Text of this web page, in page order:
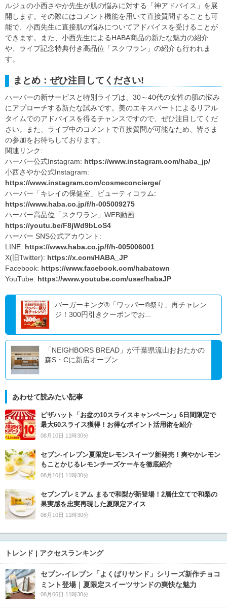
ルジュの小西さやか先生が肌の悩みに対する「神アドバイス」を展
開します。その際にはコメント機能を用いて直接質問することも可
能で、小西先生に直接肌の悩みについてアドバイスを受けることが
できます。また、小西先生によるHABA商品の新たな魅力の紹介
や、ライブ記念特典付き高品位「スクワラン」の紹介も行われま
す。
まとめ：ぜひ注目してください!
ハーバーの新サービスと特別ライブは、30～40代の女性の肌の悩み
にアプローチする新たな試みです。美のエキスパートによるリアル
タイムでのアドバイスを得るチャンスですので、ぜひ注目してくだ
さい。また、ライブ中のコメントで直接質問が可能なため、皆さま
の参加をお待ちしております。
関連リンク:
ハーバー公式Instagram: https://www.instagram.com/haba_jp/
小西さやか公式Instagram:
https://www.instagram.com/cosmeconcierge/
ハーバー「キレイの保健室」ビューティコラム:
https://www.haba.co.jp/f/h-005009275
ハーバー高品位「スクワラン」WEB動画:
https://youtu.be/F8jWd9bLoS4
ハーバー SNS公式アカウント:
LINE: https://www.haba.co.jp/f/h-005006001
X(旧Twitter): https://x.com/HABA_JP
Facebook: https://www.facebook.com/habatown
YouTube: https://www.youtube.com/user/habaJP
バーガーキング®「ワッパー®祭り」再チャレン
ジ！300円引きクーポンでお...
「NEIGHBORS BREAD」が千葉県流山おおたかの
森S・Cに新店オープン
あわせて読みたい記事
ピザハット「お盆の10スライスキャンペーン」6日間限定で
最大60スライス獲得！お得なポイント活用術を紹介
08月10日 11時30分
セブン‐イレブン夏限定レモンスイーツ新発売！爽やかレモン
もことかじるレモンチーズケーキを徹底紹介
08月10日 11時30分
セブンプレミアム まるで和梨が新登場！2層仕立てで和梨の
果実感を忠実再現した夏限定アイス
08月10日 11時30分
トレンド | アクセスランキング
セブン‐イレブン「よくばりサンド」シリーズ新作チョコ
ミント登場｜夏限定スイーツサンドの爽快な魅力
08月06日 11時30分